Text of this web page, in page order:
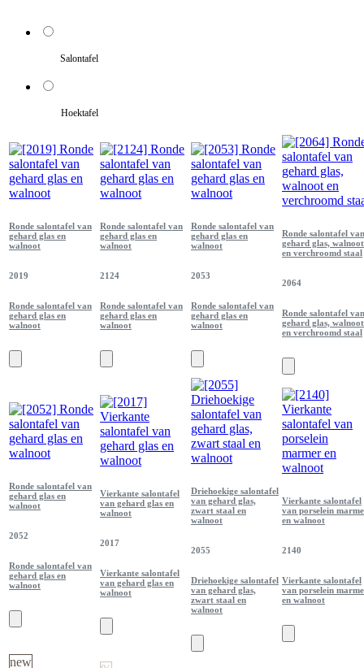
Salontafel
Hoektafel
Ronde salontafel van
gehard glas en
walnoot
2019
Ronde salontafel van
gehard glas en
walnoot
Ronde salontafel van
gehard glas en
walnoot
2124
Ronde salontafel van
gehard glas en
walnoot
Ronde salontafel van
gehard glas en
walnoot
2053
Ronde salontafel van
gehard glas en
walnoot
Ronde salontafel van
gehard glas, walnoot
en verchroomd staal
2064
Ronde salontafel van
gehard glas, walnoot
en verchroomd staal
Ronde salontafel van
gehard glas en
walnoot
2052
Ronde salontafel van
gehard glas en
walnoot
Vierkante salontafel
van gehard glas en
walnoot
2017
Vierkante salontafel
van gehard glas en
walnoot
Driehoekige salontafel
van gehard glas,
zwart staal en
walnoot
2055
Driehoekige salontafel
van gehard glas,
zwart staal en
walnoot
Vierkante salontafel
van porselein
en walnoot
2140
Vierkante salontafel
van porselein
en walnoot
new